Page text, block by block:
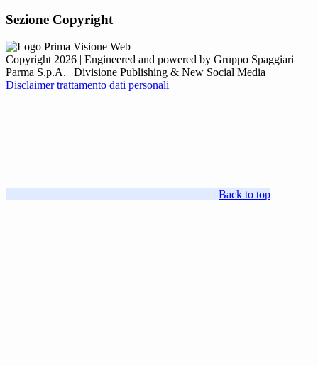
Sezione Copyright
Copyright 2026 | Engineered and powered by Gruppo Spaggiari
Parma S.p.A. | Divisione Publishing & New Social Media
Disclaimer trattamento dati personali
Back to top